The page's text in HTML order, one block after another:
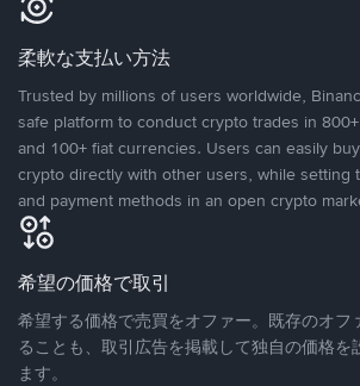
柔軟な支払い方法
Trusted by millions of users worldwide,
safe platform to conduct crypto trades in
and 100+ fiat currencies. Users can easily
crypto directly with other users, while setting
and payment methods in an open crypto
希望の価格で取引
希望する価格で売買をオファー。既存のオフ
ることも、取引広告を掲載して独自の価格を
ます。